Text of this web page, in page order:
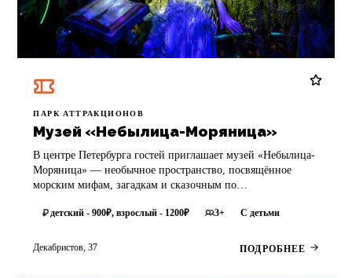
ПАРК АТТРАКЦИОНОВ
Музей «Небылица-Моряница»
В центре Петербурга гостей приглашает музей «Небылица-
Моряница» — необычное пространство, посвящённое
морским мифам, загадкам и сказочным по…
детский - 900₽, взрослый - 1200₽ 3+ С детьми
Декабристов, 37 ПОДРОБНЕЕ